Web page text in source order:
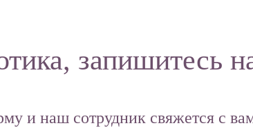
запишитесь
и наш сотрудник свяжется с